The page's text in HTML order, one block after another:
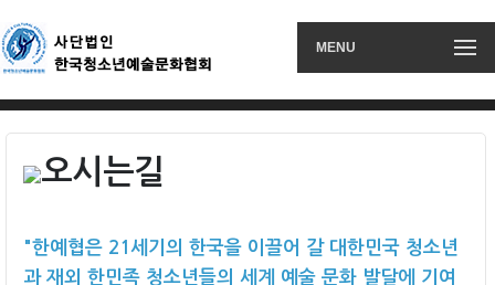
MENU
오시는길
"한예협은 21세기의 한국을 이끌어 갈 대한민국 청소년
과 재외 한민족 청소년들의 세계 예술 문화 발달에 기여